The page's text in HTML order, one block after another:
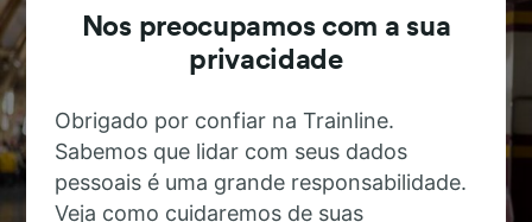
Nos preocupamos com a sua
privacidade
Obrigado por confiar na Trainline.
Sabemos que lidar com seus dados
pessoais é uma grande responsabilidade.
Veja como cuidaremos de suas